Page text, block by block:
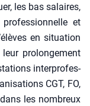
les bas salaires,
et
en situa­tion
pro­lon­ge­ment
inter­pro­fes­
CGT, FO,
les nom­breux